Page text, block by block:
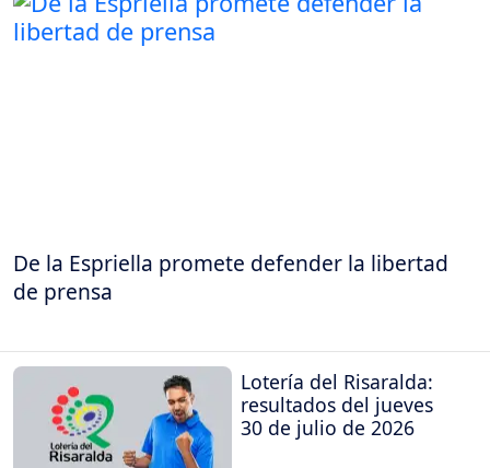
De la Espriella promete defender la libertad
de prensa
Lotería del Risaralda:
resultados del jueves
30 de julio de 2026